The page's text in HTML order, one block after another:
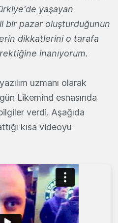
yaşayan
bir pazar oluşturduğunun
dikkatlerini o tarafa
inanıyorum.
uzmanı olarak
Likemind esnasında
verdi. Aşağıda
kısa videoyu